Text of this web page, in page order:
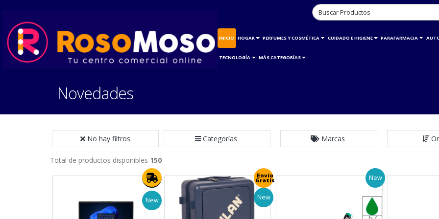
INICIO HOGAR PERFUMES Y COSMÉTICA CUIDADO E HIGIENE PARAFARMACIA
TECNOLOGÍA MÁS CATEGORÍAS
Novedades
No hay filtros Categorías Marcas
Total de productos disponibles 150
New
Envío
Gratis
New
New